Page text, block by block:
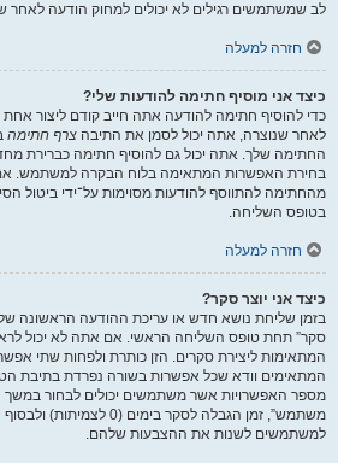
לב שמשתמשים רגילים לא יכולים למחוק הודעה לאחר
חזרה למעלה
כיצד אני מוסיף חתימה להודעות שלי?
כדי להוסיף חתימה להודעה אתה חייב קודם ליצור
לאחר שנוצרה, אתה יכול לסמן את התיבה צרף חתימה
החתימה שלך. אתה יכול גם להוסיף חתימה כברירת
בחירת האפשרות המתאימה בלוח הבקרה למשתמש. אם
מהחתימה להתווסף להודעות מסוימות על־ידי ביטול
בטופס השליחה.
חזרה למעלה
כיצד אני יוצר סקר?
בזמן שליחת נושא חדש או עריכת ההודעה הראשונה של
סקר” תחת טופס השליחה הראשי. אם אתה לא יכול
המתאימות ליצירת סקרים. הזן כותרת ולפחות שתי
המתאימים וודא שכל אפשרות בשורה נפרדת בתיבת
מספר האפשרויות אשר משתמשים יכולים לבחור
משתמש”, זמן הגבלה לסקר
למשתמשים לשנות את ההצבעות שלהם.